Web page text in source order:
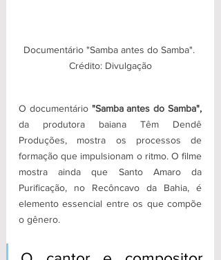
Documentário "Samba antes do Samba".
Crédito: Divulgação
O documentário "Samba antes do Samba",
da produtora baiana Têm Dendê
Produções, mostra os processos de
formação que impulsionam o ritmo. O filme
mostra ainda que Santo Amaro da
Purificação, no Recôncavo da Bahia, é
elemento essencial entre os que compõe
o gênero.